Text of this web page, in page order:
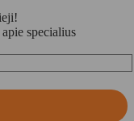
specialius